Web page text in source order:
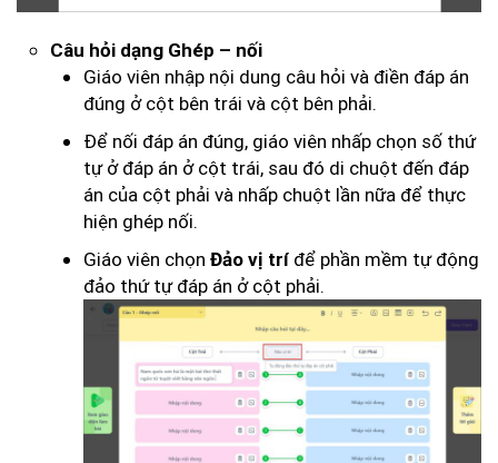
Câu hỏi dạng Ghép – nối
Giáo viên nhập nội dung câu hỏi và điền đáp án
đúng ở cột bên trái và cột bên phải.
Để nối đáp án đúng, giáo viên nhấp chọn số thứ
tự ở đáp án ở cột trái, sau đó di chuột đến đáp
án của cột phải và nhấp chuột lần nữa để thực
hiện ghép nối.
Giáo viên chọn Đảo vị trí để phần mềm tự động
đảo thứ tự đáp án ở cột phải.